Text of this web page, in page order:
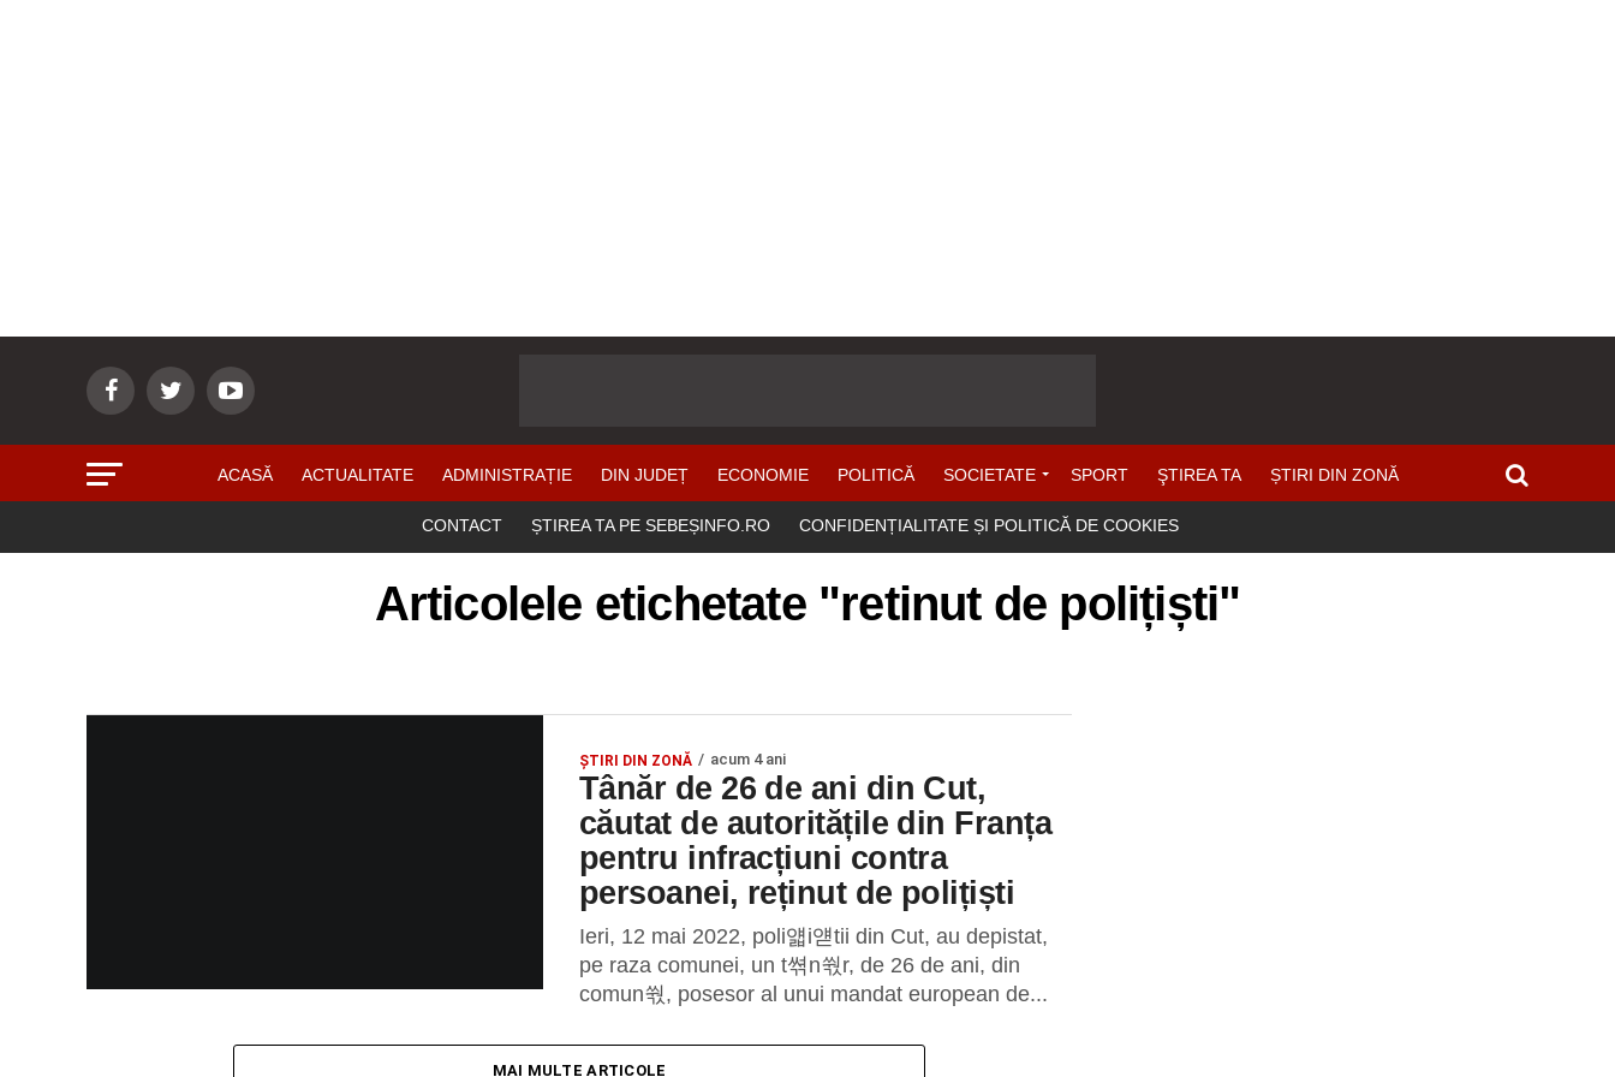
ACASĂ ACTUALITATE ADMINISTRAȚIE DIN JUDEȚ ECONOMIE POLITICĂ SOCIETATE SPORT ŞTIREA TA ȘTIRI DIN ZONĂ
CONTACT ȘTIREA TA PE SEBEȘINFO.RO CONFIDENȚIALITATE ȘI POLITICĂ DE COOKIES
Articolele etichetate "retinut de polițiști"
ȘTIRI DIN ZONĂ acum 4 ani
Tânăr de 26 de ani din Cut,
căutat de autoritățile din Franța
pentru infracțiuni contra
persoanei, reținut de polițiști
Ieri, 12 mai 2022, poli얣i얟tii din Cut, au depistat,
pe raza comunei, un t쎢n쒃r, de 26 de ani, din
comun쒃, posesor al unui mandat european de...
MAI MULTE ARTICOLE